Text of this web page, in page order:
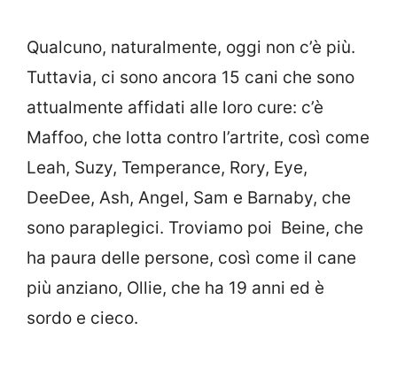
Qualcuno, naturalmente, oggi non c’è più.
Tuttavia, ci sono ancora 15 cani che sono
attualmente affidati alle loro cure: c’è
Maffoo, che lotta contro l’artrite, così come
Leah, Suzy, Temperance, Rory, Eye,
DeeDee, Ash, Angel, Sam e Barnaby, che
sono paraplegici. Troviamo poi Beine, che
ha paura delle persone, così come il cane
più anziano, Ollie, che ha 19 anni ed è
sordo e cieco.